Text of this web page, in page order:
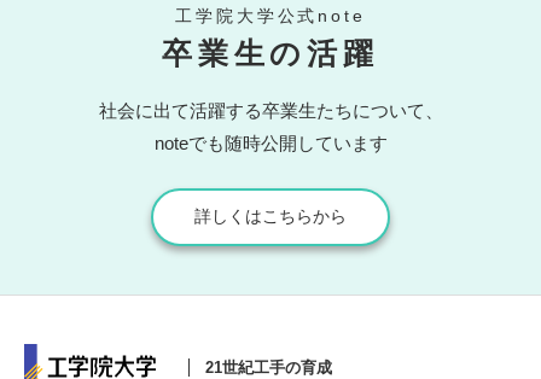
工学院大学公式note
卒業生の活躍
社会に出て活躍する卒業生たちについて、
noteでも随時公開しています
詳しくはこちらから
21世紀工手の育成